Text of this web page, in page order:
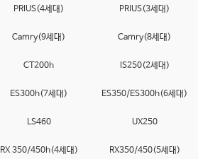
PRIUS(4세대) PRIUS(3세대)
Camry(9세대) Camry(8세대)
CT200h IS250(2세대)
ES300h(7세대) ES350/ES300h(6세대)
LS460 UX250
RX 350/450h(4세대) RX350/450(5세대)